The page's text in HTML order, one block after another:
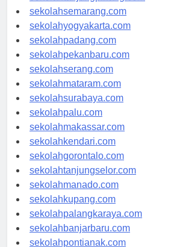
sekolahtanjungpinang.com
sekolahsemarang.com
sekolahyogyakarta.com
sekolahpadang.com
sekolahpekanbaru.com
sekolahserang.com
sekolahmataram.com
sekolahsurabaya.com
sekolahpalu.com
sekolahmakassar.com
sekolahkendari.com
sekolahgorontalo.com
sekolahtanjungselor.com
sekolahmanado.com
sekolahkupang.com
sekolahpalangkaraya.com
sekolahbanjarbaru.com